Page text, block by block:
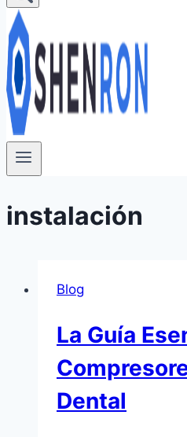
instalación
Blog
La Guía
Dental